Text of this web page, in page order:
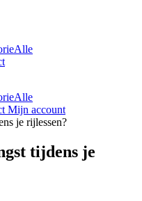
Alle
Alle
Mijn account
je rijlessen?
tijdens je